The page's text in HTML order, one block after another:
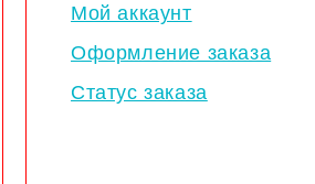
Мой аккаунт
Оформление заказа
Статус заказа